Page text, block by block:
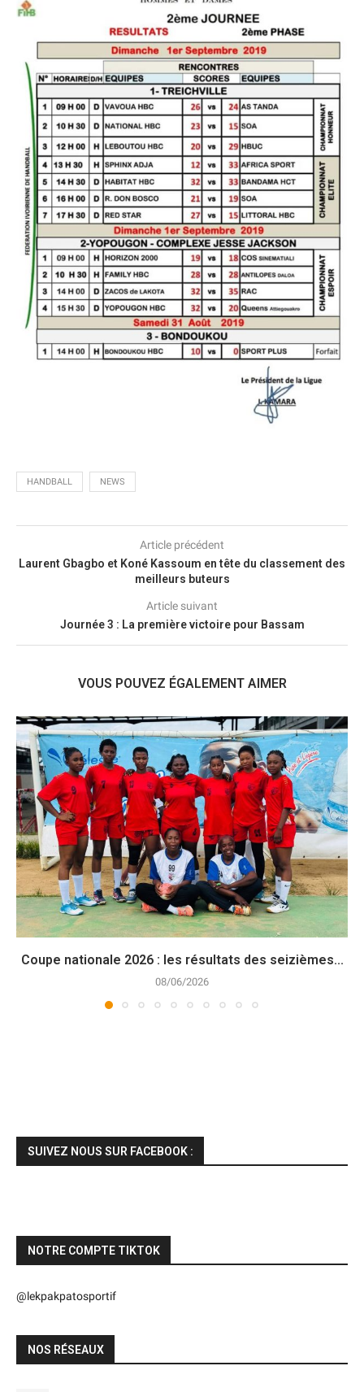
HANDBALL NEWS
Article précédent
Laurent Gbagbo et Koné Kassoum en tête du classement des
meilleurs buteurs
Article suivant
Journée 3 : La première victoire pour Bassam
VOUS POUVEZ ÉGALEMENT AIMER
Coupe nationale 2026 : les résultats des seizièmes...
08/06/2026
SUIVEZ NOUS SUR FACEBOOK :
NOTRE COMPTE TIKTOK
@lekpakpatosportif
NOS RÉSEAUX